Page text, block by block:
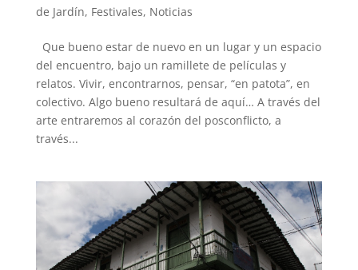
de Jardín, Festivales, Noticias
Que bueno estar de nuevo en un lugar y un espacio
del encuentro, bajo un ramillete de películas y
relatos. Vivir, encontrarnos, pensar, “en patota”, en
colectivo. Algo bueno resultará de aquí… A través del
arte entraremos al corazón del posconflicto, a
través...